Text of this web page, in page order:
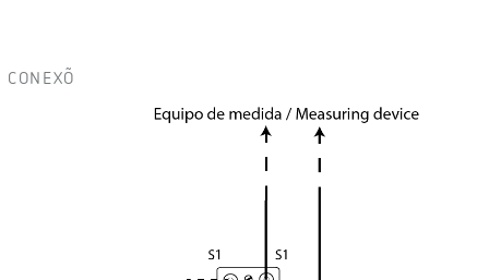
CONEXÕ